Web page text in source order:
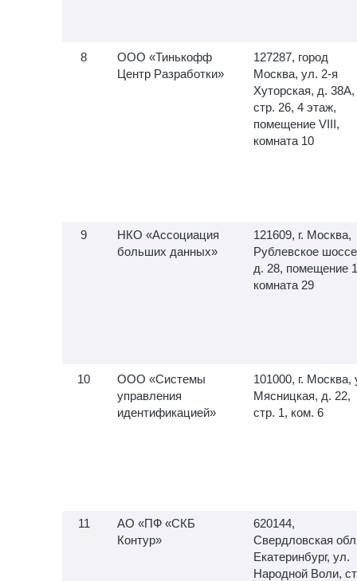
ООО «Тинькофф
Центр Разработки»
127287, город
Москва, ул. 2-я
Хуторская, д. 38А,
стр. 26, 4 этаж,
помещение VIII,
комната 10
НКО «Ассоциация
больших данных»
121609, г. Москва,
Рублевское
д. 28, помещение
комната 29
ООО «Системы
управления
идентификацией»
101000, г. Москва,
Мясницкая, д. 22,
стр. 1, ком. 6
АО «ПФ «СКБ
Контур»
620144,
Свердловская
Екатеринбург, ул.
Народной Воли,